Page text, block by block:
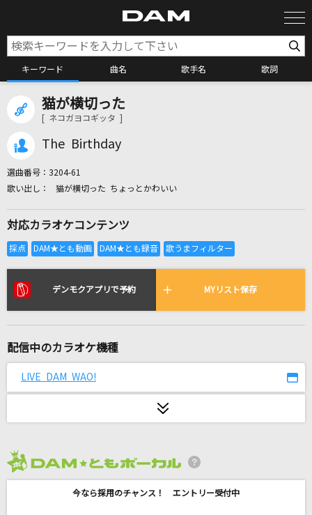
キーワード 曲名 歌手名 歌詞
カラオケ検索
カラオケ店舗検索
全国りれき
リアルタイムで歌われている曲の一覧
[生音]ray
輪廻転生
猫が横切った
[ ネコガヨコギッタ ]
The Birthday
選曲番号： 3204-61
猫が横切った ちょっとかわいい
対応カラオケコンテンツ
デンモクアプリで予約 MYリスト保存
配信中のカラオケ機種
LIVE DAM WAO!
今なら採用のチャンス！ エントリー受付中